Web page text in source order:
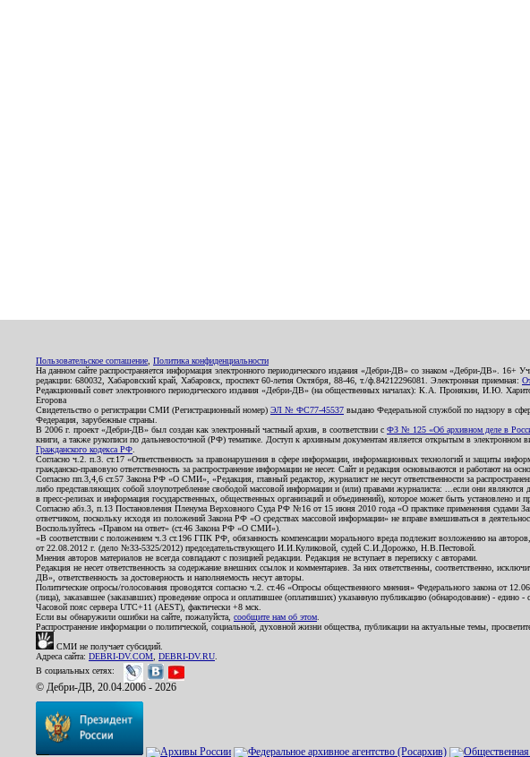
Пользовательское соглашение Политика конфиденциальности
На данном сайте распространяется информация электронного периодического издания «Дебри-ДВ» со знаком «Дебри-ДВ».
редакции: 680032, Хабаровский край, Хабаровск, проспект 60-летия Октября, 88-46, т./ф.84212296081. Электронная приемная:
Редакционный совет электронного периодического издания «Дебри-ДВ» (на общественных началах): К.А. Пронякин,
Егорова
Свидетельство о регистрации СМИ (Регистрационный номер) ЭЛ № ФС77-45537 выдано Федеральной службой по надзору в
Федерация, зарубежные страны.
В 2006 г. проект «Дебри-ДВ» был создан как электронный частный архив, в соответствии с ФЗ № 125 «Об архивном деле в
книги, а также рукописи по дальневосточной (РФ) тематике. Доступ к архивным документам является открытым в электронном
Гражданского кодекса РФ
Согласно ч.2. п.3. ст.17 «Ответственность за правонарушения в сфере информации, информационных технологий и защиты
гражданско-правовую ответственность за распространение информации не несет. Сайт и редакция основываются и работают на
Согласно пп.3,4,6 ст.57 Закона РФ «О СМИ», «Редакция, главный редактор, журналист не несут ответственности за
либо представляющих собой злоупотребление свободой массовой информации и (или) правами журналиста: ...если они
в пресс-релизах и информация государственных, общественных организаций и объединений), которое может быть установлено и
Согласно абз.3, п.13 Постановления Пленума Верховного Суда РФ №16 от 15 июня 2010 года «О практике применения судами
ответчиком, поскольку исходя из положений Закона РФ «О средствах массовой информации» не вправе вмешиваться в
Воспользуйтесь «Правом на ответ» (ст.46 Закона РФ «О СМИ»).
«В соответствии с положением ч.3 ст.196 ГПК РФ, обязанность компенсации морального вреда подлежит возложению на
от 22.08.2012 г. (дело №33-5325/2012) председательствующего И.И.Куликовой, судей С.И.Дорожко, Н.В.Пестовой.
Мнения авторов материалов не всегда совпадают с позицией редакции. Редакция не вступает в переписку с авторами.
Редакция не несет ответственность за содержание внешних ссылок и комментариев. За них ответственны, соответственно,
ДВ», ответственность за достоверность и наполняемость несут авторы.
Политические опросы/голосования проводятся согласно ч.2. ст.46 «Опросы общественного мнения» Федерального закона от
(лица), заказавшее (заказавших) проведение опроса и оплатившее (оплативших) указанную публикацию (обнародование) - едино -
Часовой пояс сервера UTC+11 (AEST), фактически +8 мск.
Если вы обнаружили ошибки на сайте, пожалуйста, сообщите нам об этом
Распространение информации о политической, социальной, духовной жизни общества, публикации на актуальные темы,
СМИ не получает субсидий.
Адреса сайта: DEBRI-DV.COM DEBRI-DV.RU
В социальных сетях:
© Дебри-ДВ, 20.04.2006 - 2026